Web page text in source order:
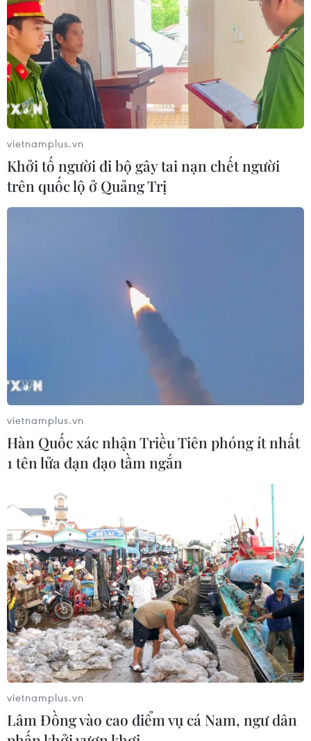
TIN CÙNG CHUYÊN MỤC
Nhận định Việt Nam vs
Campuchia: Vì sao thầy trò HLV Kim
Sang-sik cần giành ngôi đầu bảng?
06/08/2026 11:05
vietnamplus.vn
Khởi tố người đi bộ gây tai nạn chết người
trên quốc lộ ở Quảng Trị
vietnamplus.vn
Hàn Quốc xác nhận Triều Tiên phóng ít nhất
1 tên lửa đạn đạo tầm ngắn
vietnamplus.vn
Lâm Đồng vào cao điểm vụ cá Nam, ngư dân